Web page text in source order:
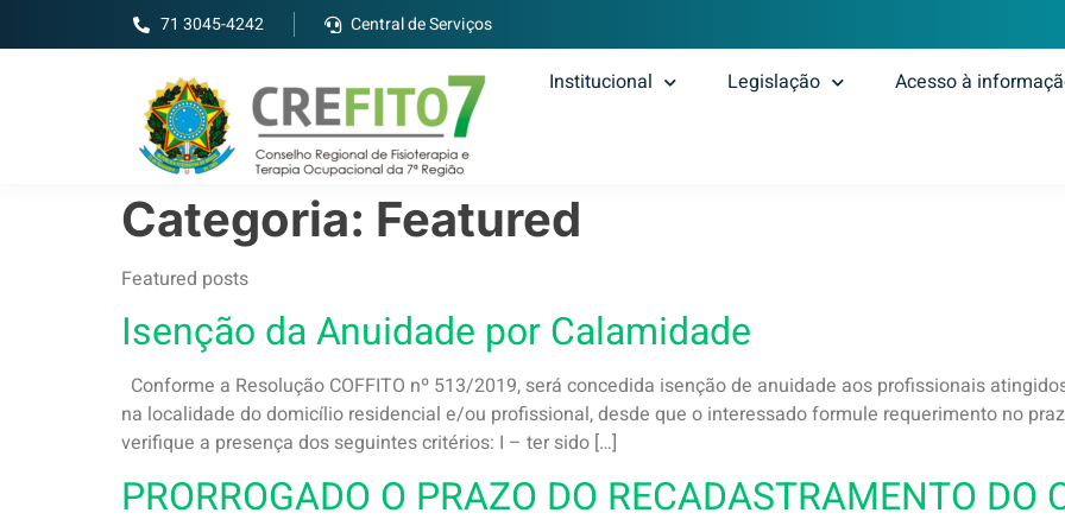
71 3045-4242 Central de Serviços
Institucional Legislação Acesso à
Categoria: Featured
Featured posts
Isenção da Anuidade por Calamidade
Conforme a Resolução COFFITO nº 513/2019, será concedida isenção de anuidade aos profissionais
na localidade do domicílio residencial e/ou profissional, desde que o interessado formule requerimento no
verifique a presença dos seguintes critérios: I – ter sido […]
PRORROGADO O PRAZO DO RECADASTRAMENTO DO